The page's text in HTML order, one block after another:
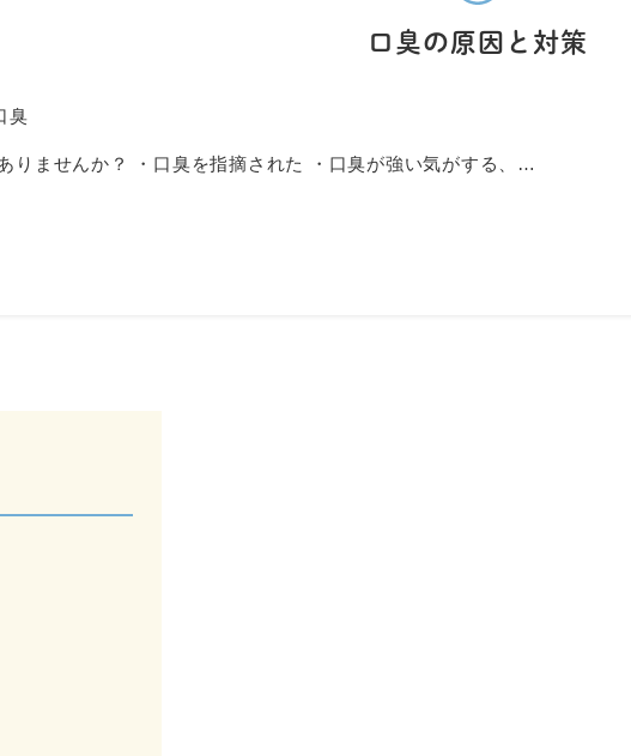
口臭の原因と対策
臭
りませんか？ ・口臭を指摘された ・口臭が強い気がする、…